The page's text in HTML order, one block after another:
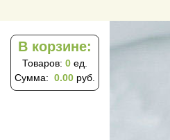
В корзине:
Товаров: 0 ед.
Сумма: 0.00 руб.